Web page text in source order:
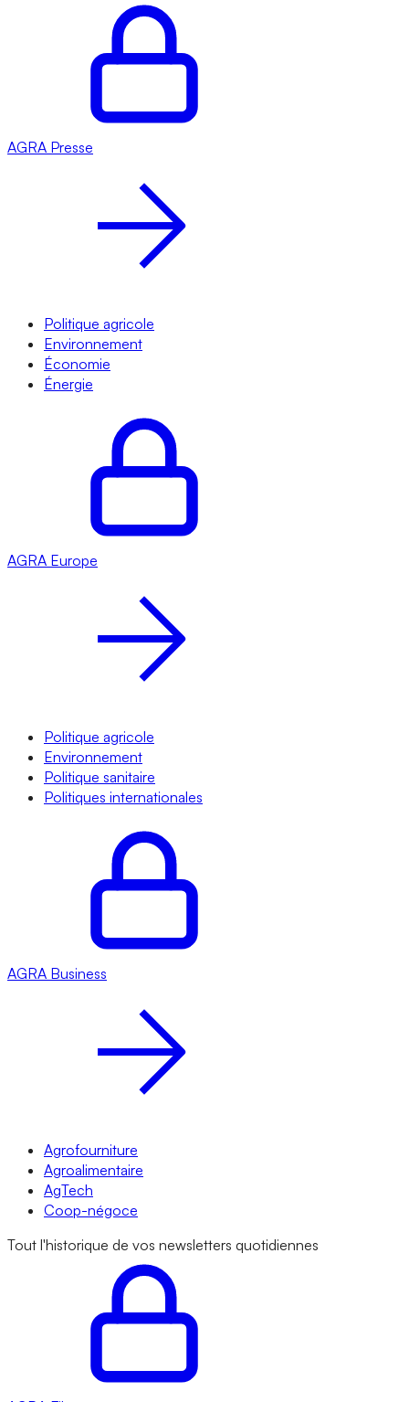
AGRA Presse
Politique agricole
Environnement
Économie
Énergie
AGRA Europe
Politique agricole
Environnement
Politique sanitaire
Politiques internationales
AGRA Business
Agrofourniture
Agroalimentaire
AgTech
Coop-négoce
Tout l'historique de vos newsletters quotidiennes